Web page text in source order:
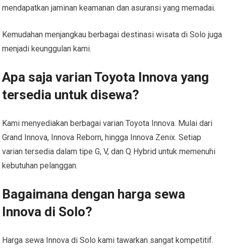
mendapatkan jaminan keamanan dan asuransi yang memadai.
Kemudahan menjangkau berbagai destinasi wisata di Solo juga
menjadi keunggulan kami.
Apa saja varian Toyota Innova yang
tersedia untuk disewa?
Kami menyediakan berbagai varian Toyota Innova. Mulai dari
Grand Innova, Innova Reborn, hingga Innova Zenix. Setiap
varian tersedia dalam tipe G, V, dan Q Hybrid untuk memenuhi
kebutuhan pelanggan.
Bagaimana dengan harga sewa
Innova di Solo?
Harga sewa Innova di Solo kami tawarkan sangat kompetitif.